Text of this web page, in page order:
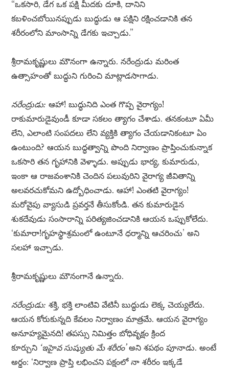
“ఒకసారి, డేగ ఒక పక్షి మీదకు దూకి, దానిని
కబళించబోయినప్పుడు బుద్ధుడు ఆ పక్షిని రక్షించడానికి తన
శరీరంలోని మాంసాన్ని డేగకు ఇచ్చాడు.”
శ్రీరామకృష్ణులు మౌనంగా ఉన్నారు. నరేంద్రుడు మరింత
ఉత్సాహంతో బుద్ధుని గురించి మాట్లాడసాగాడు.
నరేంద్రుడు: ఆహా! బుద్ధునిది ఎంత గొప్ప వైరాగ్యం!
రాకుమారుడైవుండీ కూడా సకలం త్యాగం చేశాడు. తనకంటూ ఏమీ
లేని, ఎలాంటి సంపదలు లేని వ్యక్తికి త్యాగం చేయడానికంటూ ఏం
ఉంటుంది? ఆయన బుద్ధత్వాన్ని పొంది నిర్వాణం ప్రాప్తించుకున్నాక
ఒకసారి తన గృహానికి వెళ్ళాడు. అప్పుడు భార్య, కుమారుడు,
ఇంకా ఆ రాజవంశానికి చెందిన పలువురిని వైరాగ్య జీవితాన్ని
అలవరచుకోమని ఉద్బోధించాడు. ఆహా! ఎంతటి వైరాగ్యం!
మరోవైపు వ్యాసుడి ప్రవర్తనే తీసుకోండి. తన కుమారుడైన
శుకదేవుడు సంసారాన్ని పరిత్యజించడానికి ఆయన ఒప్పుకోలేదు.
‘కుమారా!గృహస్థాశ్రమంలో ఉంటూనే ధర్మాన్ని ఆచరించు’ అని
సలహా ఇచ్చాడు.
శ్రీరామకృష్ణులు మౌనంగానే ఉన్నారు.
నరేంద్రుడు: శక్తి, భక్తి లాంటివి వేటినీ బుద్ధుడు లెక్క చెయ్యలేదు.
ఆయన కోరుకున్నది కేవలం నిర్వాణం మాత్రమే. ఆయన వైరాగ్యం
అనూహ్యమైనది! తపస్సు నిమిత్తం బోధివృక్షం క్రింద
కూర్చుని ‘ఇహైవ సుష్యుతు మే శరీరం’అని శపథం పూనాడు. అంటే
అర్థం: ‘నిర్వాణ ప్రాప్తి లభించని పక్షంలో నా శరీరం ఇక్కడే